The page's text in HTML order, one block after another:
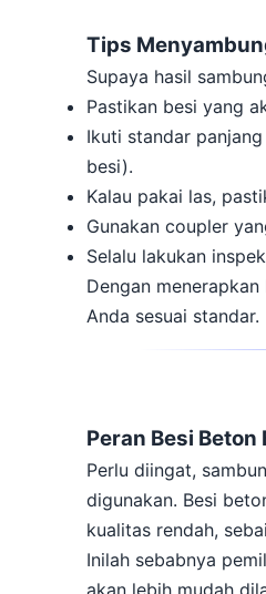
Tips
Supaya hasil
Pastikan besi yang
Ikuti standar
besi).
Kalau pakai las,
Gunakan coupler
Selalu lakukan
Dengan
Anda sesuai standar.
Peran Besi
Perlu diingat,
digunakan. Besi
kualitas rendah,
Inilah sebabnya
akan lebih mudah